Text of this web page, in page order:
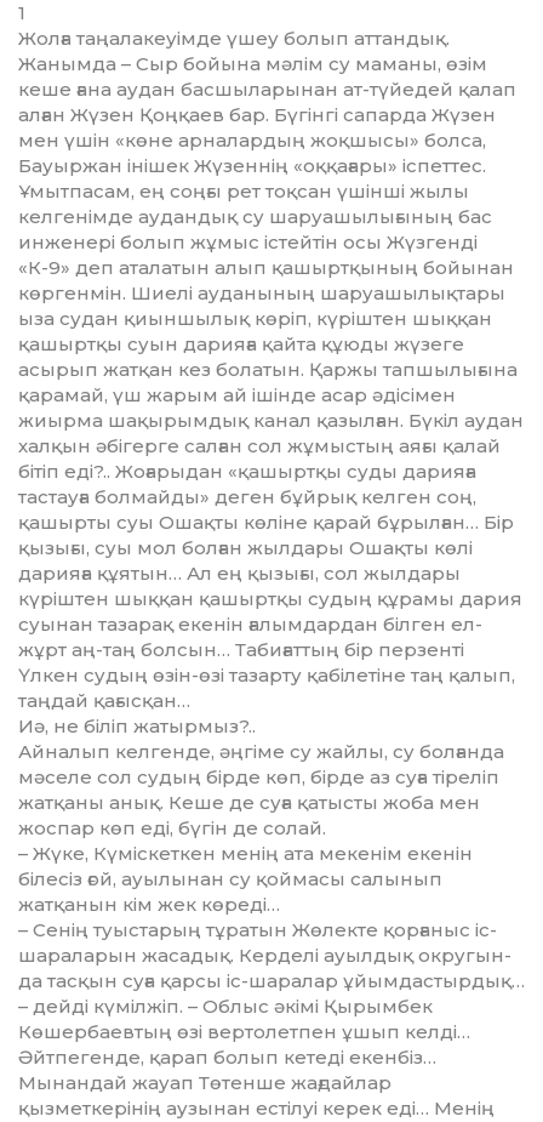
1
Жолға таңалакеуімде үшеу болып аттандық.
Жанымда – Сыр бойына мәлім су маманы, өзім
кеше ғана аудан басшыларынан ат-түйедей қалап
алған Жүзен Қоңқаев бар. Бүгінгі сапарда Жү­зен
мен үшін «көне арналардың жоқ­шысы» болса,
Бауыржан іні­шек Жүзеннің «оққағары» іспет­тес.
Ұмытпасам, ең соңғы рет тоқ­сан үшінші жылы
келгенімде ау­дандық су шаруашылығының бас
инженері болып жұмыс істейтін осы Жүзгенді
«К-9» деп аталатын алып қашыртқының бойынан
көргенмін. Шиелі ауданының шар­уашылықтары
ыза судан қиын­шылық көріп, күріштен шық­қан
қашыртқы суын дарияға қайта құюды жүзеге
асырып жат­қан кез болатын. Қаржы тапшылы­ғына
қарамай, үш жарым ай ішінде асар әдісімен
жиырма шақырым­дық канал қазылған. Бүкіл аудан
халқын әбігерге салған сол жұмыс­тың аяғы қалай
бітіп еді?.. Жоға­ры­дан «қашыртқы суды дарияға
тастауға болмайды» деген бұйрық келген соң,
қашырты суы Ошақты көліне қарай бұрылған… Бір
қызығы, суы мол болған жылдары Ошақты көлі
дарияға құятын… Ал ең қызығы, сол жылдары
күріштен шыққан қашыртқы судың құрамы дария
суынан тазарақ екенін ғалымдардан білген ел-
жұрт аң-таң болсын… Табиғаттың бір пер­зенті
Үлкен судың өзін-өзі тазарту қабілетіне таң қалып,
таңдай қағысқан…
Иә, не біліп жатырмыз?..
Айналып келгенде, әңгіме су жайлы, су болғанда
мәселе сол судың бірде көп, бірде аз суға тіре­ліп
жатқаны анық. Кеше де суға қатысты жоба мен
жоспар көп еді, бүгін де солай.
– Жүке, Күміскеткен менің ата мекенім екенін
білесіз ғой, ауы­лынан су қоймасы салынып
жатқанын кім жек көреді…
– Сенің туыстарың тұратын Жөлекте қорғаныс іс-
шараларын жасадық. Керделі ауылдық окру­гын­
да тасқын суға қарсы іс-шара­лар ұйымдастырдық…
– дейді күмілжіп. – Облыс әкімі Қырым­бек
Көшербаевтың өзі вертолетпен ұшып келді…
Әйтпегенде, қарап болып кетеді екенбіз…
Мынандай жауап Төтенше жағ­дайлар
қызметкерінің аузынан естілуі керек еді… Менің